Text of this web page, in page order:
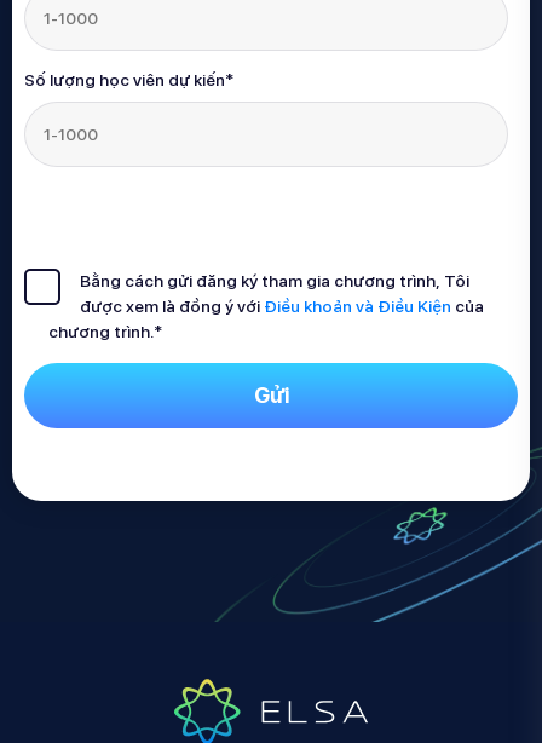
Số lượng học viên dự kiến*
Bằng cách gửi đăng ký tham gia chương trình, Tôi
được xem là đồng ý với Điều khoản và Điều Kiện của
chương trình.*